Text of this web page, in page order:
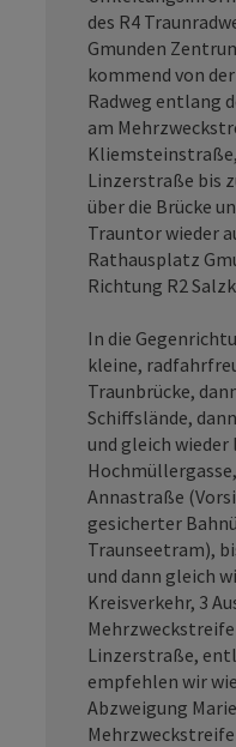
des R4
Gmunden
kommend von
Radweg entlang
am
Linzerstraße bis
über die Brücke
Trauntor wieder
Rathausplatz
Richtung R2
In die
kleine,
Traunbrücke,
Schiffslände,
und gleich wieder
Annastraße
gesicherter
Traunseetram),
und dann gleich
Kreisverkehr, 3
Linzerstraße,
empfehlen wir
Abzweigung